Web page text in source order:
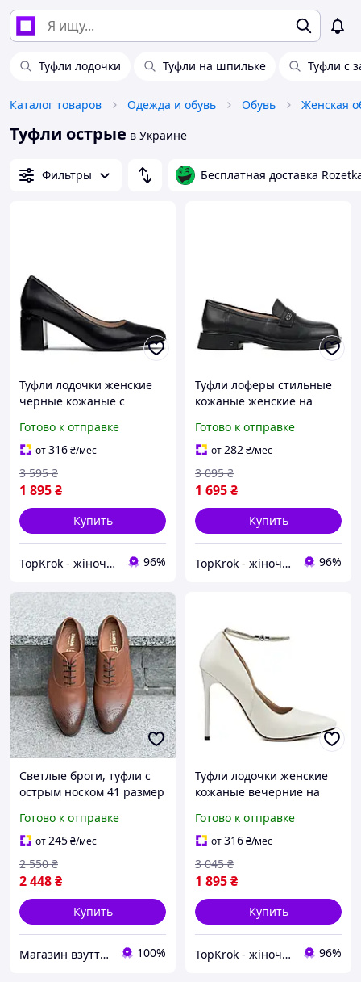
Туфли лодочки Туфли на шпильке Туфли с
Каталог товаров Одежда и обувь Обувь Женская
Туфли острые в Украине
Фильтры Бесплатная доставка
Туфли лодочки женские
черные кожаные с
широком удобном
каблуке праздничные
Готово к отправке
от316₴/мес
1 895₴
3 595 ₴
Купить
TopKrok - жіноче та чоловіче взуття, жіночі сумки та верхній одяг 96%
Туфли лоферы стильные
кожаные женские на
каблуке с острым носком
на каждый
день,молодежные
Готово к отправке
от282₴/мес
1 695₴
3 095 ₴
Купить
TopKrok - жіноче та чоловіче взуття, жіночі сумки та верхній одяг 96%
Светлые броги, туфли с
острым носком 41 размер
Готово к отправке
от245₴/мес
2 448₴
2 550 ₴
Купить
Магазин взуття Brogue.com.ua 100%
Туфли лодочки женские
кожаные вечерние на
удобной шпильке с
острым носком светлые
Готово к отправке
от316₴/мес
1 895₴
3 045 ₴
Купить
TopKrok - жіноче та чоловіче взуття, жіночі сумки та верхній одяг 96%